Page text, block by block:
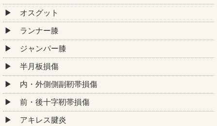
オスグット
ランナー膝
ジャンパー膝
半月板損傷
内・外側側副靭帯損傷
前・後十字靭帯損傷
アキレス腱炎